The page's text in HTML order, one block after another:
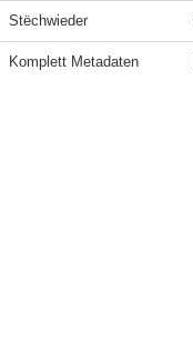
Stëchwieder
Komplett Metadaten